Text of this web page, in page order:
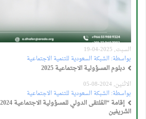
السبت, 2025-04-19
بواسطة:الشبكة السعودية للتنمية الاجتماعية
دبلوم المسؤولية الاجتماعية 2025
الاثنين, 2024-08-05
بواسطة:الشبكة السعودية للتنمية الاجتماعية
الشريفين